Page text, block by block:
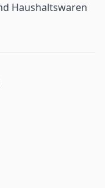
Haushaltswaren